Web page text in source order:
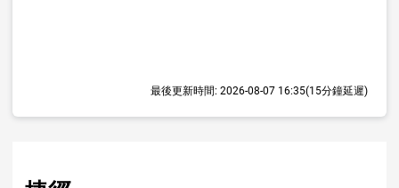
最後更新時間: 2026-08-07 16:35(15分鐘延遲)